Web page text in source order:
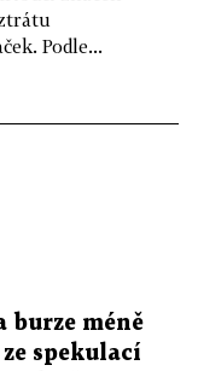
Podle...
burze méně
spekulací